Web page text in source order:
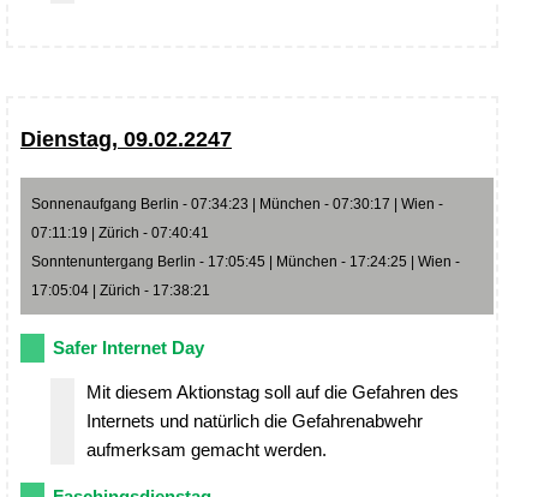
Dienstag, 09.02.2247
Sonnenaufgang Berlin - 07:34:23 | München - 07:30:17 | Wien -
07:11:19 | Zürich - 07:40:41
Sonntenuntergang Berlin - 17:05:45 | München - 17:24:25 | Wien -
17:05:04 | Zürich - 17:38:21
Safer Internet Day
Mit diesem Aktionstag soll auf die Gefahren des
Internets und natürlich die Gefahrenabwehr
aufmerksam gemacht werden.